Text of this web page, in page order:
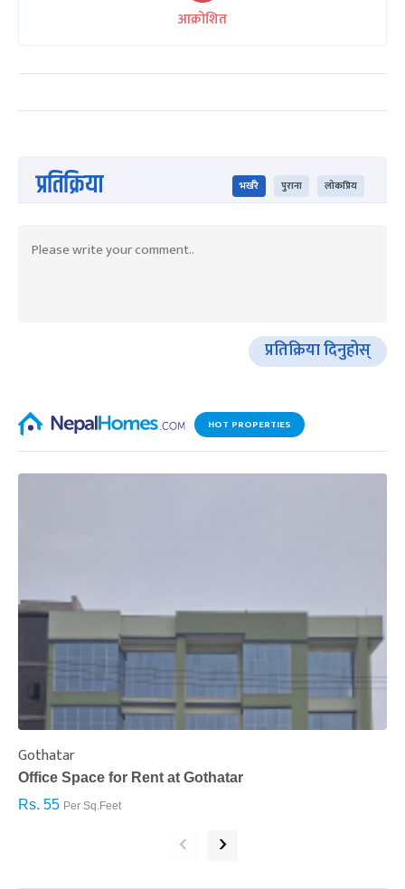
आक्रोशित
प्रतिक्रिया भर्खरै पुराना लोकप्रिय
प्रतिक्रिया दिनुहोस्
HOT PROPERTIES
Gothatar
Office Space for Rent at Gothatar
Rs. 55 Per Sq.Feet
‹ ›